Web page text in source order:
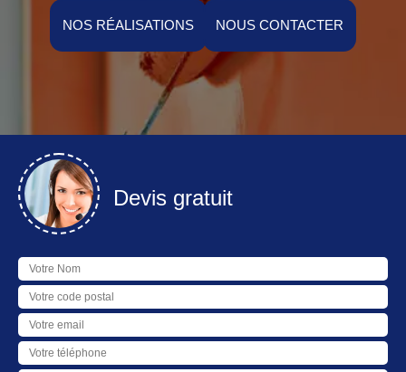
NOS RÉALISATIONS NOUS CONTACTER
Devis gratuit